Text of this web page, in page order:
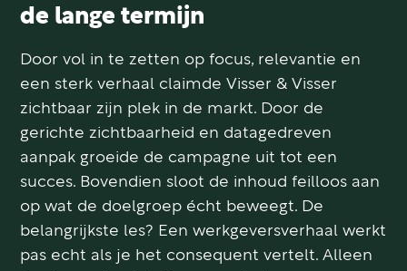
de lange termijn
Door vol in te zetten op focus, relevantie en
een sterk verhaal claimde Visser & Visser
zichtbaar zijn plek in de markt. Door de
gerichte zichtbaarheid en datagedreven
aanpak groeide de campagne uit tot een
succes. Bovendien sloot de inhoud feilloos aan
op wat de doelgroep écht beweegt. De
belangrijkste les? Een werkgeversverhaal werkt
pas echt als je het consequent vertelt. Alleen